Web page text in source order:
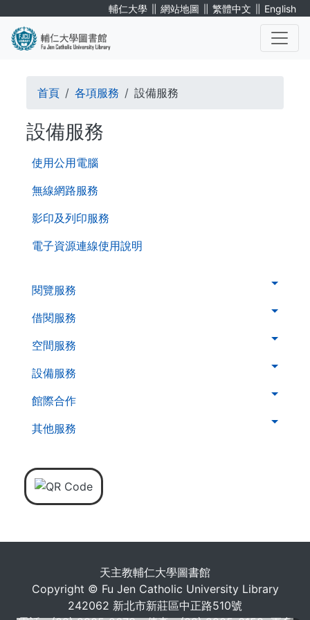
輔仁大學 ∥ 網站地圖 ∥ 繁體中文 ∥ English
第
二
層
覽
列
閱覽服務
借閱服務
空間服務
設備服務
館際合作
其他服務
導
航
連
結
首頁 各項服務 設備服務
設備服務
第
三
層
覽
使用公用電腦
無線網路服務
影印及列印服務
電子資源連線使用說明
天主教輔仁大學圖書館
Copyright © Fu Jen Catholic University Library
242062 新北市新莊區中正路510號